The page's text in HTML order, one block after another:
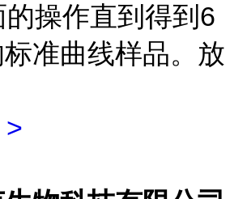
操作直到得到6
准曲线样品。放
>